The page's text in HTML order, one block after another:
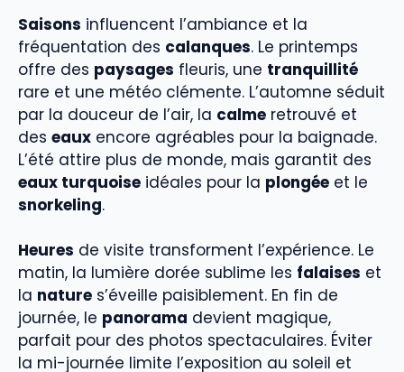
Saisons influencent l’ambiance et la
fréquentation des calanques. Le printemps
offre des paysages fleuris, une tranquillité
rare et une météo clémente. L’automne séduit
par la douceur de l’air, la calme retrouvé et
des eaux encore agréables pour la baignade.
L’été attire plus de monde, mais garantit des
eaux turquoise idéales pour la plongée et le
snorkeling.
Heures de visite transforment l’expérience. Le
matin, la lumière dorée sublime les falaises et
la nature s’éveille paisiblement. En fin de
journée, le panorama devient magique,
parfait pour des photos spectaculaires. Éviter
la mi-journée limite l’exposition au soleil et